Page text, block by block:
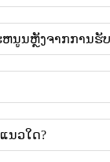
ນູນຫຼັງຈາກການຮັ
ນວໃດ?